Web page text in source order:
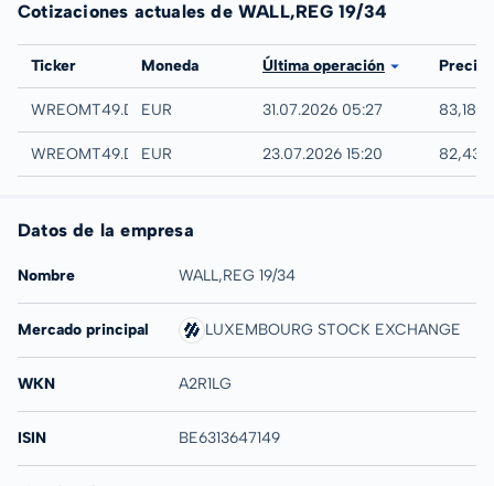
Cotizaciones actuales de WALL,REG 19/34
Bolsa
Ticker Moneda Última operación Precio
Quotrix
WREOMT49.DUSD
EUR 31.07.2026 05:27 83,18 %
Düsseldorf
WREOMT49.DUSB
EUR 23.07.2026 15:20 82,43
Datos de la empresa
Nombre WALL,REG 19/34
Mercado principal LUXEMBOURG STOCK EXCHANGE
WKN A2R1LG
ISIN BE6313647149